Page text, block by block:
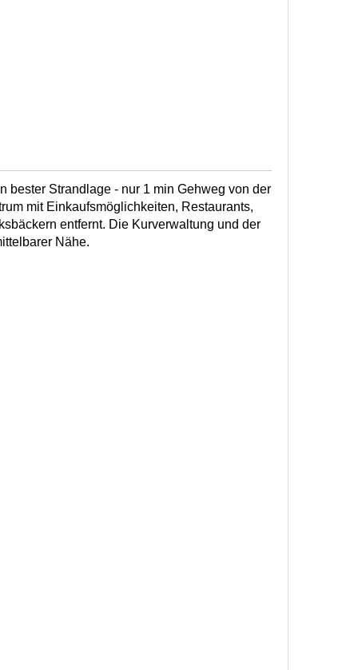
bester Strandlage - nur 1 min Gehweg von der
mit Einkaufsmöglichkeiten, Restaurants,
entfernt. Die Kurverwaltung und der
Nähe.